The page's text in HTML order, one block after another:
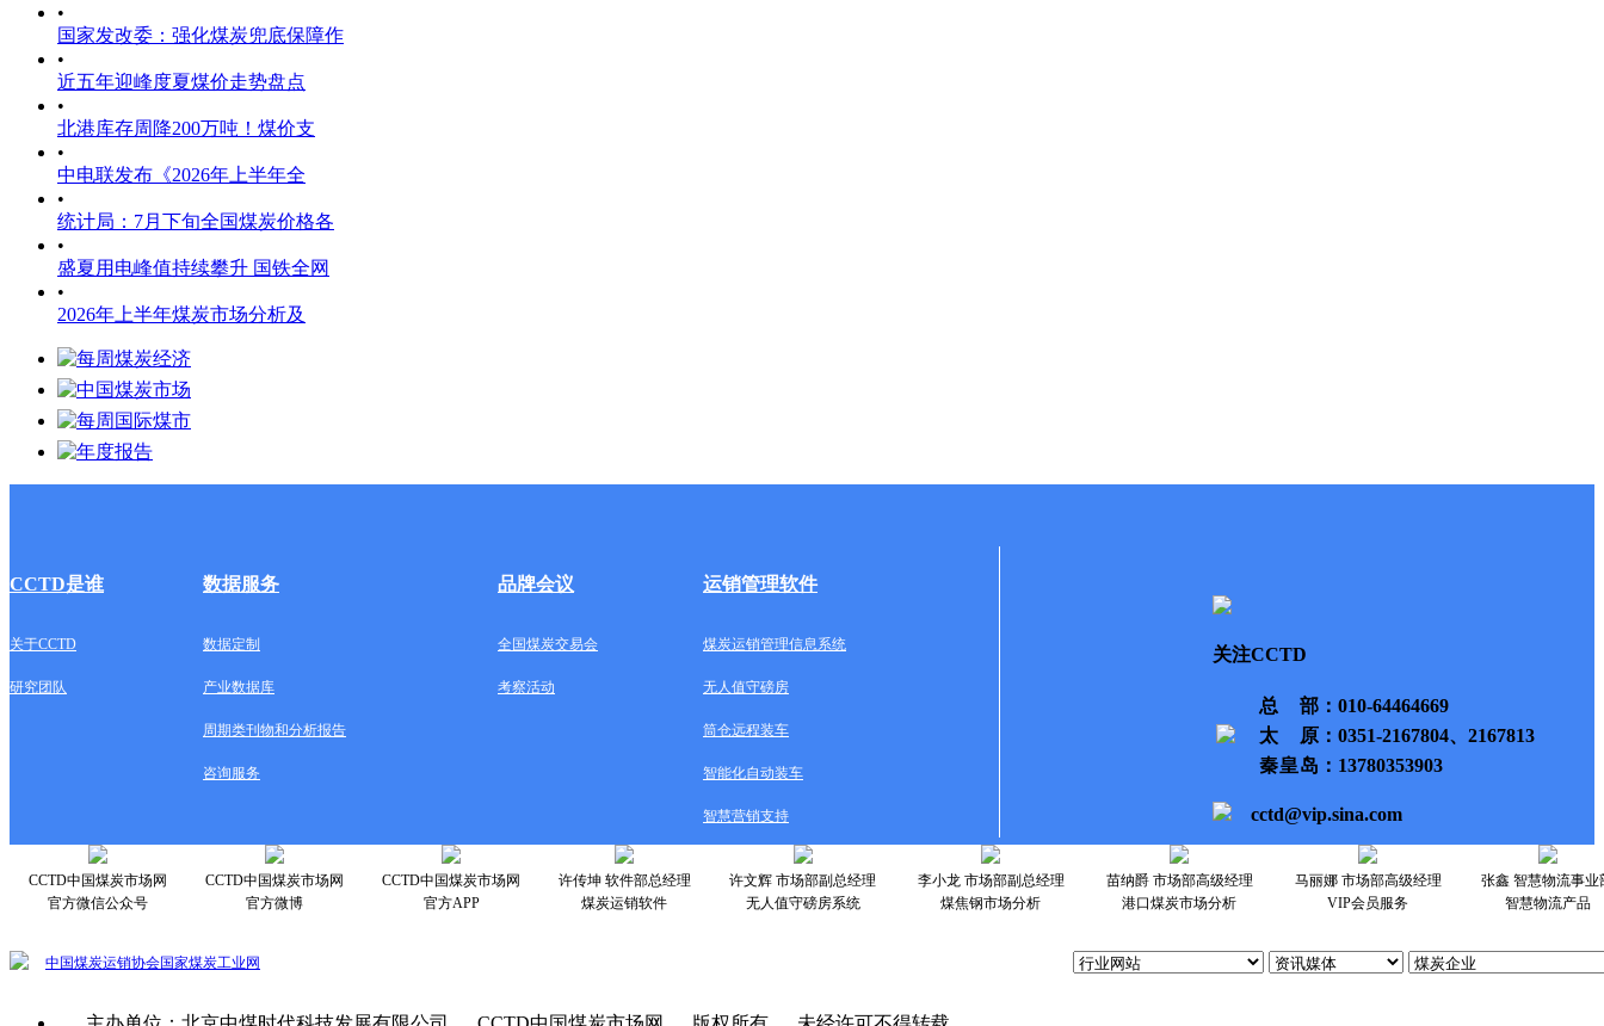
•
国家发改委：强化煤炭兜底保障作
•
近五年迎峰度夏煤价走势盘点
•
北港库存周降200万吨！煤价支
•
中电联发布《2026年上半年全
•
统计局：7月下旬全国煤炭价格各
•
盛夏用电峰值持续攀升 国铁全网
•
2026年上半年煤炭市场分析及
CCTD是谁 数据服务 品牌会议 运销管理软件
关于CCTD 数据定制 全国煤炭交易会 煤炭运销管理信息系统
研究团队 产业数据库 考察活动 无人值守磅房
周期类刊物和分析报告 筒仓远程装车
咨询服务 智能化自动装车
智慧营销支持
关注CCTD
总部 ：010-64464669
太原 ：0351-2167804、2167813
秦皇岛 ：13780353903
cctd@vip.sina.com
CCTD中国煤炭市场网
官方微信公众号
CCTD中国煤炭市场网
官方微博
CCTD中国煤炭市场网
官方APP
许传坤 软件部总经理
煤炭运销软件
许文辉 市场部副总经理
无人值守磅房系统
李小龙 市场部副总经理
煤焦钢市场分析
苗纳爵 市场部高级经理
港口煤炭市场分析
马丽娜 市场部高级经理
VIP会员服务
张鑫 智慧物流事业
智慧物流产品
中国煤炭运销协会国家煤炭工业网